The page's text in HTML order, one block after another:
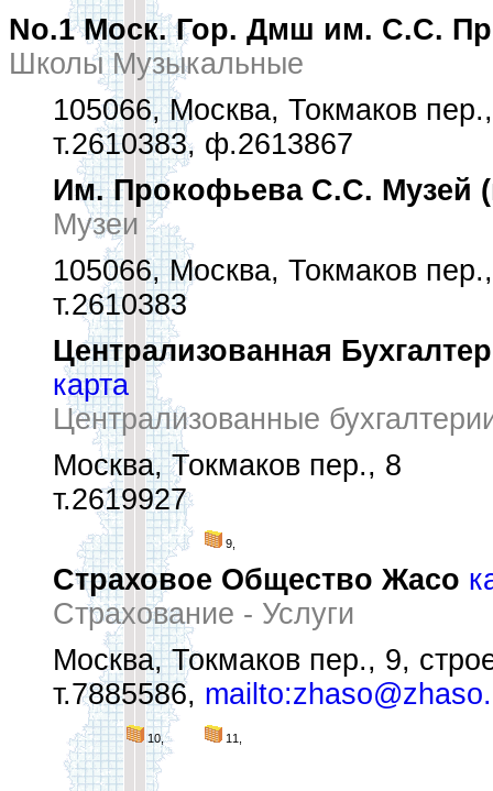
No.1 Моск. Гор. Дмш им. С.С.
Школы Музыкальные
105066, Москва, Токмаков
т.2610383, ф.2613867
Им. Прокофьева С.С. Музей
Музеи
105066, Москва, Токмаков
т.2610383
Централизованная
карта
Централизованные
Москва, Токмаков пер., 8
т.2619927
9,
Страховое Общество Жасо
Страхование - Услуги
Москва, Токмаков пер., 9,
т.7885586,
10, 11,